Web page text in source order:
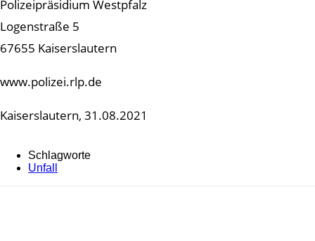
Polizeipräsidium Westpfalz
Logenstraße 5
67655 Kaiserslautern
www.polizei.rlp.de
Kaiserslautern, 31.08.2021
Schlagworte
Unfall